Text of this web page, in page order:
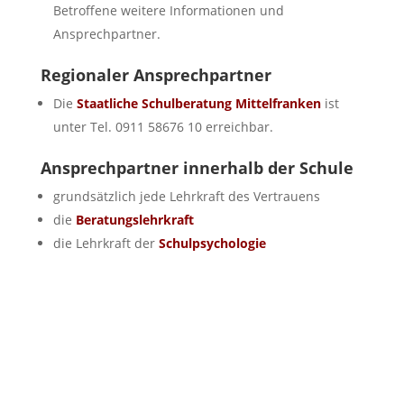
Betroffene weitere Informationen und
Ansprechpartner.
Regionaler Ansprechpartner
Die Staatliche Schulberatung Mittelfrankenist
unter Tel. 0911 58676 10 erreichbar.
Ansprechpartner innerhalb der Schule
grundsätzlich jede Lehrkraft des Vertrauens
die Beratungslehrkraft
die Lehrkraft der Schulpsychologie